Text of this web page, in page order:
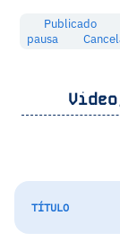
Publicado
pausa
TÍTULO